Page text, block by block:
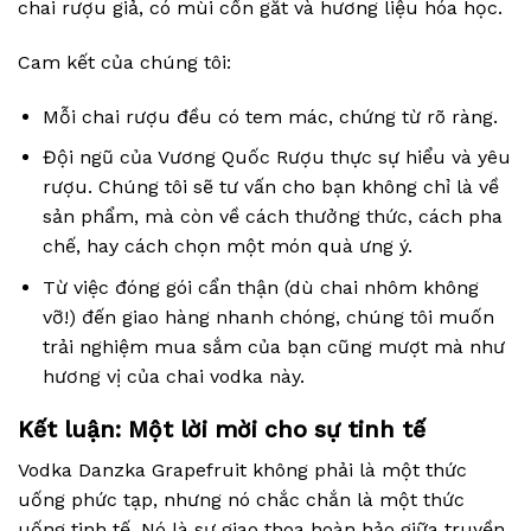
chai rượu giả, có mùi cồn gắt và hương liệu hóa học.
Cam kết của chúng tôi:
Mỗi chai rượu đều có tem mác, chứng từ rõ ràng.
Đội ngũ của Vương Quốc Rượu thực sự hiểu và yêu
rượu. Chúng tôi sẽ tư vấn cho bạn không chỉ là về
sản phẩm, mà còn về cách thưởng thức, cách pha
chế, hay cách chọn một món quà ưng ý.
Từ việc đóng gói cẩn thận (dù chai nhôm không
vỡ!) đến giao hàng nhanh chóng, chúng tôi muốn
trải nghiệm mua sắm của bạn cũng mượt mà như
hương vị của chai vodka này.
Kết luận: Một lời mời cho sự tinh tế
Vodka Danzka Grapefruit không phải là một thức
uống phức tạp, nhưng nó chắc chắn là một thức